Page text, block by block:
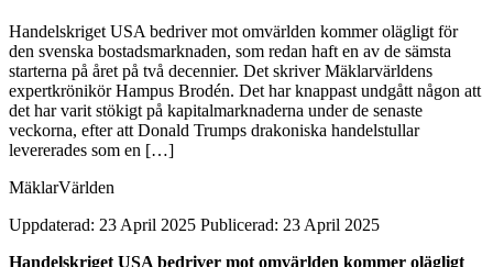
Handelskriget USA bedriver mot omvärlden kommer olägligt för
den svenska bostadsmarknaden, som redan haft en av de sämsta
starterna på året på två decennier. Det skriver Mäklarvärldens
expertkrönikör Hampus Brodén. Det har knappast undgått någon att
det har varit stökigt på kapitalmarknaderna under de senaste
veckorna, efter att Donald Trumps drakoniska handelstullar
levererades som en […]
MäklarVärlden
Uppdaterad: 23 April 2025 Publicerad: 23 April 2025
Handelskriget USA bedriver mot omvärlden kommer olägligt